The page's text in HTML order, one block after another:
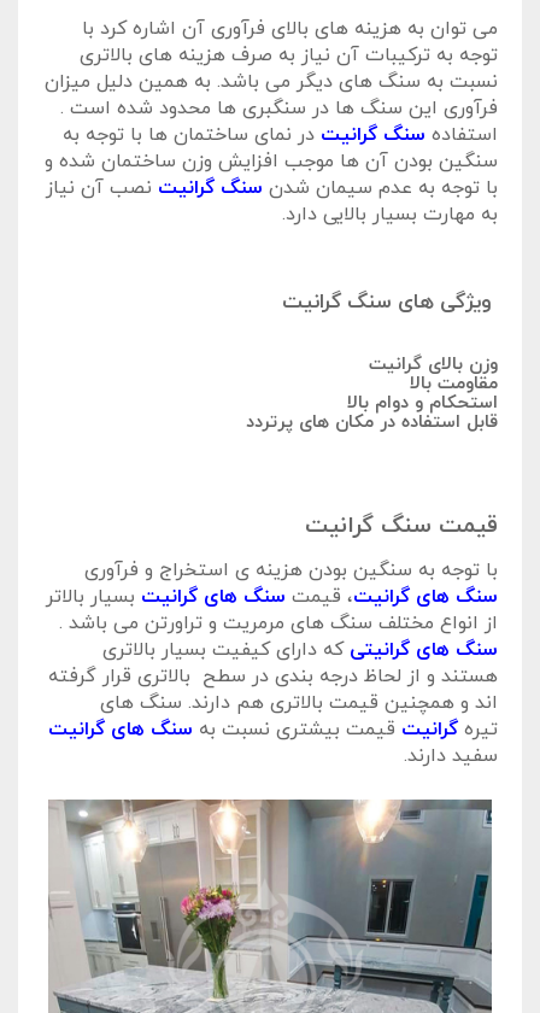
می توان به هزینه های بالای فرآوری آن اشاره کرد با
توجه به ترکیبات آن نیاز به صرف هزینه های بالاتری
نسبت به سنگ های دیگر می باشد. به همین دلیل میزان
فرآوری این سنگ ها در سنگبری ها محدود شده است .
استفاده سنگ گرانیت در نمای ساختمان ها با توجه به
سنگین بودن آن ها موجب افزایش وزن ساختمان شده و
با توجه به عدم سیمان شدن سنگ گرانیت نصب آن نیاز
به مهارت بسیار بالایی دارد.
ویژگی های سنگ گرانیت
وزن بالای گرانیت
مقاومت بالا
استحکام و دوام بالا
قابل استفاده در مکان های پرتردد
قیمت سنگ گرانیت
با توجه به سنگین بودن هزینه ی استخراج و فرآوری
سنگ های گرانیت، قیمت سنگ های گرانیت بسیار بالاتر
از انواع مختلف سنگ های مرمریت و تراورتن می باشد .
سنگ های گرانیتی که دارای کیفیت بسیار بالاتری
هستند و از لحاظ درجه بندی در سطح بالاتری قرار گرفته
اند و همچنین قیمت بالاتری هم دارند. سنگ های
تیره گرانیت قیمت بیشتری نسبت به سنگ های گرانیت
سفید دارند.